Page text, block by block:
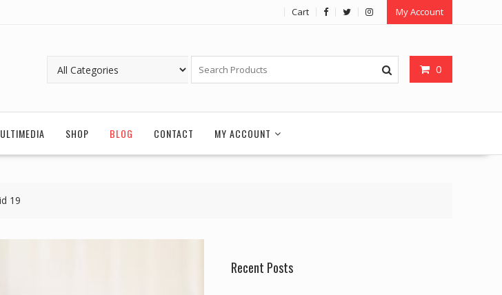
Cart My Account
0
SHOP BLOG CONTACT MY ACCOUNT
19
Recent Posts